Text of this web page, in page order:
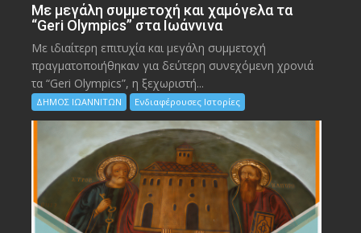
Με μεγάλη συμμετοχή και χαμόγελα τα
“Geri Olympics” στα Ιωάννινα
Με ιδιαίτερη επιτυχία και μεγάλη συμμετοχή
πραγματοποιήθηκαν για δεύτερη συνεχόμενη χρονιά
τα “Geri Olympics”, η ξεχωριστή...
ΔΗΜΟΣ ΙΩΑΝΝΙΤΩΝ Ενδιαφέρουσες Ιστορίες